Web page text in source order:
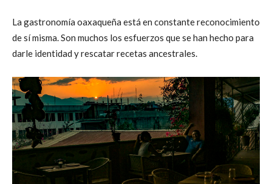
La gastronomía oaxaqueña está en constante reconocimiento
de sí misma. Son muchos los esfuerzos que se han hecho para
darle identidad y rescatar recetas ancestrales.